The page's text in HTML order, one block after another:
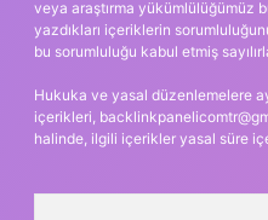
veya araştırma yükümlülüğümüz
yazdıkları içeriklerin
bu sorumluluğu kabul etmiş
Hukuka ve yasal düzenlemelere
içerikleri,
halinde, ilgili içerikler yasal süre